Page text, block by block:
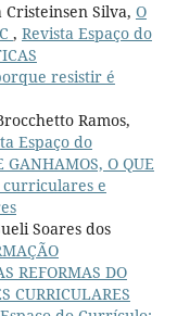
Silva, O
, Revista Espaço do
resistir é
Ramos,
Espaço do
O QUE
curriculares e
Soares dos
REFORMAS DO
CURRICULARES